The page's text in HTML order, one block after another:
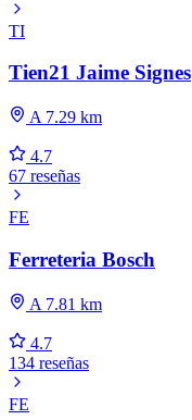
TI
Tien21 Jaime Signes
A 7.29 km
4.7
67 reseñas
FE
Ferreteria Bosch
A 7.81 km
4.7
134 reseñas
FE